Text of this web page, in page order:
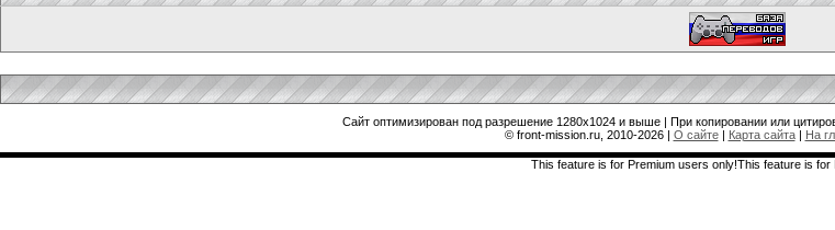
Сайт оптимизирован под разрешение 1280x1024 и выше | При копировании или
© front-mission.ru, 2010-2026| О сайте| Карта сайта| На
This feature is for Premium users only!This feature is for